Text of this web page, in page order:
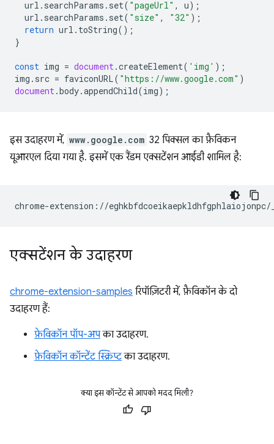
url . searchParams . set( "pageUrl" , u);
url . searchParams . set( "size" , "32" );
return url . toString();
}
const img = document.createElement( 'img' );
img . src = faviconURL( "https://www.google.com" )
document.body.appendChild(img);
इस उदाहरण में, www.google.com 32 पिक्सल का फ़ैविकन
यूआरएल दिया गया है. इसमें एक रैंडम एक्सटेंशन आईडी शामिल है:
एक्सटेंशन के उदाहरण
chrome-extension-samples रिपॉज़िटरी में, फ़ैविकॉन के दो
उदाहरण हैं:
फ़ेविकॉन पॉप-अपका उदाहरण.
फ़ेविकॉन कॉन्टेंट स्क्रिप्टका उदाहरण.
क्या इस कॉन्टेंट से आपको मदद मिली?